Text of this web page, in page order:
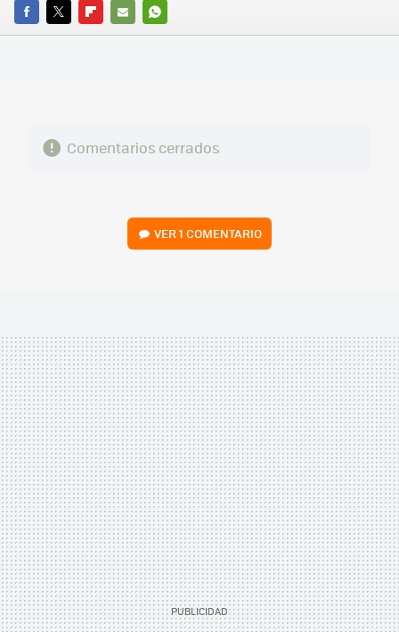
FACEBOOK
TWITTERFLIPBOARD
E-
WHATSAPP
Comentarios cerrados
VER1 COMENTARIO